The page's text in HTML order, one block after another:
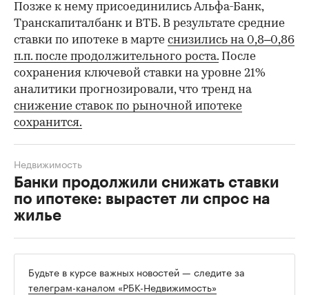
Позже к нему присоединились Альфа-Банк,
Транскапиталбанк и ВТБ. В результате средние
ставки по ипотеке в марте снизились на 0,8–0,86
п.п. после продолжительного роста. После
сохранения ключевой ставки на уровне 21%
аналитики прогнозировали, что тренд на
снижение ставок по рыночной ипотеке
сохранится.
Банки продолжили снижать ставки
по ипотеке: вырастет ли спрос на
жилье
Недвижимость
Будьте в курсе важных новостей — следите за
телеграм-каналом «РБК-Недвижимость»